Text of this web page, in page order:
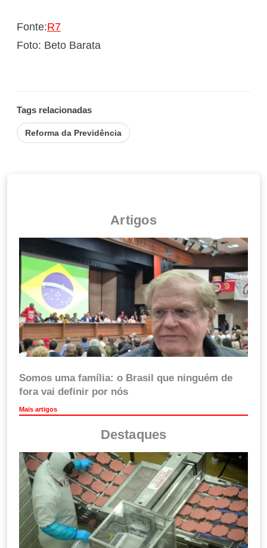
Fonte:R7
Foto: Beto Barata
Tags relacionadas
Reforma da Previdência
Artigos
Somos uma família: o Brasil que ninguém de
fora vai definir por nós
Mais artigos
Destaques